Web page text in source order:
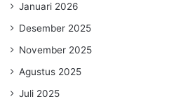
Januari 2026
Desember 2025
November 2025
Agustus 2025
Juli 2025